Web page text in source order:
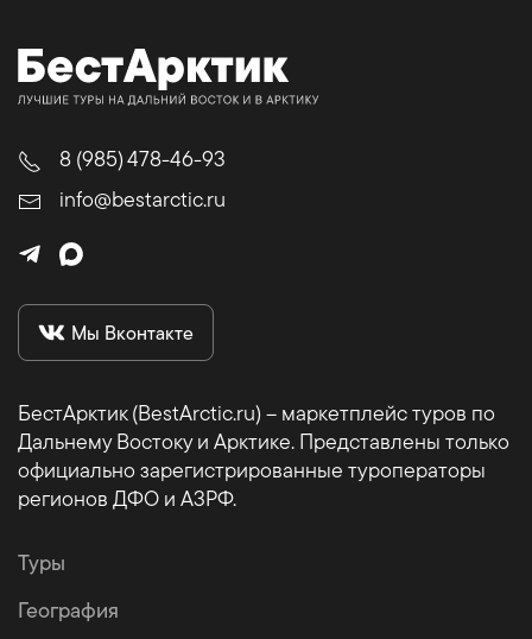
8 (985) 478-46-93
info@bestarctic.ru
Мы Вконтакте
БестАрктик (BestArctic.ru) – маркетплейс туров по
Дальнему Востоку и Арктике. Представлены только
официально зарегистрированные туроператоры
регионов ДФО и АЗРФ.
Туры
География